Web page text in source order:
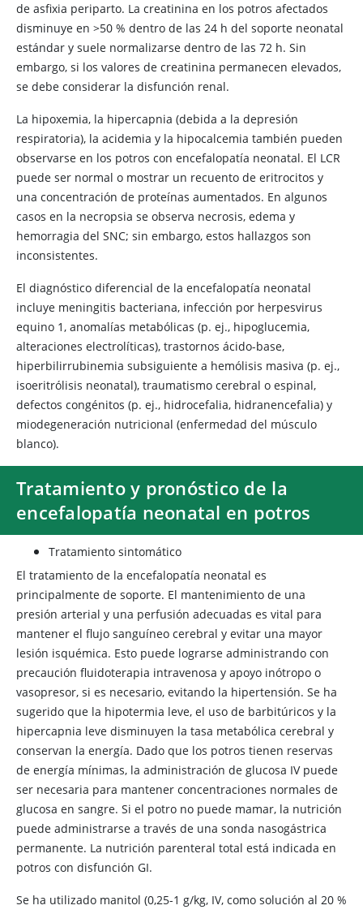
de asfixia periparto. La creatinina en los potros afectados
disminuye en >50 % dentro de las 24 h del soporte neonatal
estándar y suele normalizarse dentro de las 72 h. Sin
embargo, si los valores de creatinina permanecen elevados,
se debe considerar la disfunción renal.
La hipoxemia, la hipercapnia (debida a la depresión
respiratoria), la acidemia y la hipocalcemia también pueden
observarse en los potros con encefalopatía neonatal. El LCR
puede ser normal o mostrar un recuento de eritrocitos y
una concentración de proteínas aumentados. En algunos
casos en la necropsia se observa necrosis, edema y
hemorragia del SNC; sin embargo, estos hallazgos son
inconsistentes.
El diagnóstico diferencial de la encefalopatía neonatal
incluye meningitis bacteriana, infección por herpesvirus
equino 1, anomalías metabólicas (p. ej., hipoglucemia,
alteraciones electrolíticas), trastornos ácido-base,
hiperbilirrubinemia subsiguiente a hemólisis masiva (p. ej.,
isoeritrólisis neonatal), traumatismo cerebral o espinal,
defectos congénitos (p. ej., hidrocefalia, hidranencefalia) y
miodegeneración nutricional (enfermedad del músculo
blanco).
Tratamiento y pronóstico de la
encefalopatía neonatal en potros
Tratamiento sintomático
El tratamiento de la encefalopatía neonatal es
principalmente de soporte. El mantenimiento de una
presión arterial y una perfusión adecuadas es vital para
mantener el flujo sanguíneo cerebral y evitar una mayor
lesión isquémica. Esto puede lograrse administrando con
precaución fluidoterapia intravenosa y apoyo inótropo o
vasopresor, si es necesario, evitando la hipertensión. Se ha
sugerido que la hipotermia leve, el uso de barbitúricos y la
hipercapnia leve disminuyen la tasa metabólica cerebral y
conservan la energía. Dado que los potros tienen reservas
de energía mínimas, la administración de glucosa IV puede
ser necesaria para mantener concentraciones normales de
glucosa en sangre. Si el potro no puede mamar, la nutrición
puede administrarse a través de una sonda nasogástrica
permanente. La nutrición parenteral total está indicada en
potros con disfunción GI.
Se ha utilizado manitol (0,25-1 g/kg, IV, como solución al 20 %